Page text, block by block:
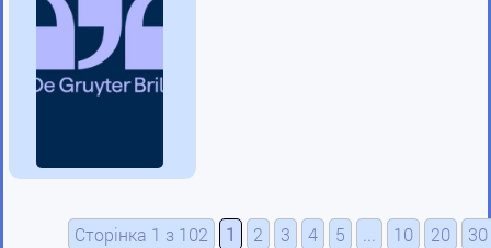
Сторінка 1 з 102 1 2 3 4 5 ... 10 20 30